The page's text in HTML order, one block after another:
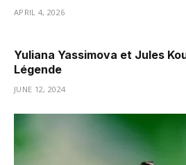
APRIL 4, 2026
Yuliana Yassimova et Jules
Légende
JUNE 12, 2024